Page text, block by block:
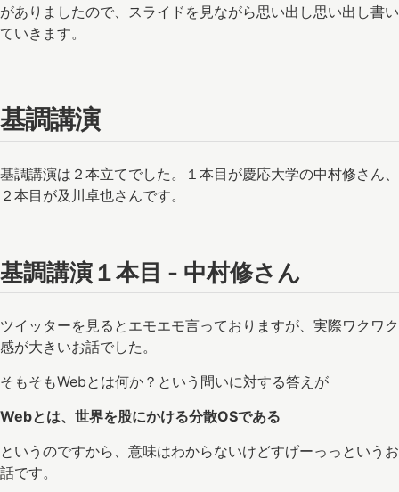
がありましたので、スライドを見ながら思い出し思い出し書い
ていきます。
基調講演
基調講演は２本立てでした。１本目が慶応大学の中村修さん、
２本目が及川卓也さんです。
基調講演１本目 - 中村修さん
ツイッターを見るとエモエモ言っておりますが、実際ワクワク
感が大きいお話でした。
そもそもWebとは何か？という問いに対する答えが
Webとは、世界を股にかける分散OSである
というのですから、意味はわからないけどすげーっっというお
話です。